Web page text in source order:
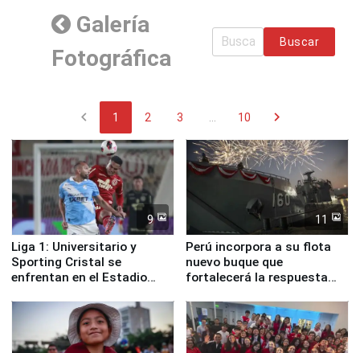
Galería
Fotográfica
Buscar
chevron_left 1 2 3 10 chevron_right
9
Liga 1: Universitario y
Sporting Cristal se
enfrentan en el Estadio
11
Perú incorpora a su flota
nuevo buque que
fortalecerá la respuesta